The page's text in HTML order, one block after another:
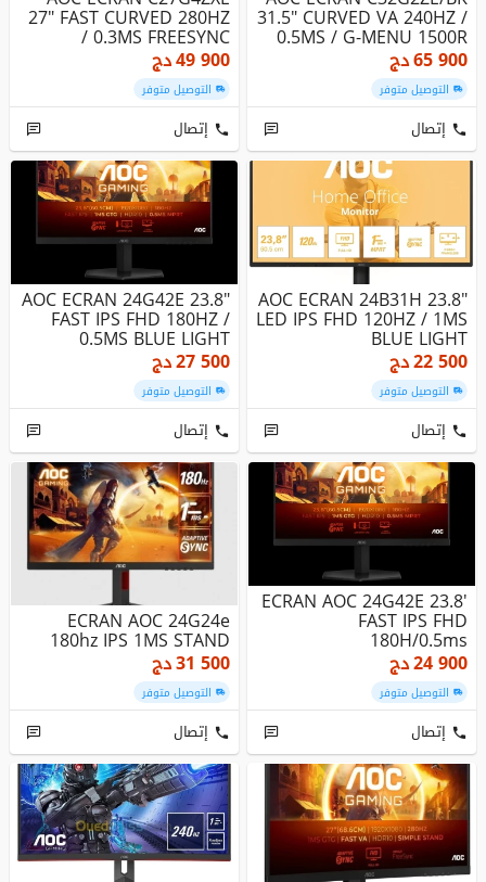
31.5" CURVED VA 240HZ /
0.5MS / G-MENU 1500R
65 900دج
التوصيل متوفر
إتصال
27" FAST CURVED 280HZ
/ 0.3MS FREESYNC
49 900دج
التوصيل متوفر
إتصال
AOC ECRAN 24B31H 23.8"
LED IPS FHD 120HZ / 1MS
BLUE LIGHT
22 500دج
التوصيل متوفر
إتصال
AOC ECRAN 24G42E 23.8"
FAST IPS FHD 180HZ /
0.5MS BLUE LIGHT
27 500دج
التوصيل متوفر
إتصال
ECRAN AOC 24G42E 23.8'
FAST IPS FHD
180H/0.5ms
24 900دج
التوصيل متوفر
إتصال
ECRAN AOC 24G24e
180hz IPS 1MS STAND
31 500دج
التوصيل متوفر
إتصال